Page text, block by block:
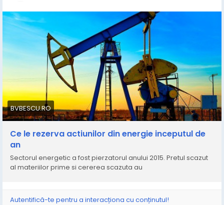
BVBESCU.RO
Ce le rezerva actiunilor din energie inceputul de
an
Sectorul energetic a fost pierzatorul anului 2015. Pretul scazut
al materiilor prime si cererea scazuta au
Autentifică-te pentru a interacționa cu conținutul!